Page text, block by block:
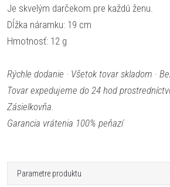
Je skvelým darčekom pre každú ženu.
Dĺžka náramku: 19 cm
Hmotnosť: 12 g
Rýchle dodanie · Všetok tovar skladom ·
Tovar expedujeme do 24 hod
Zásielkovňa.
Garancia vrátenia 100% peňazí
Parametre produktu